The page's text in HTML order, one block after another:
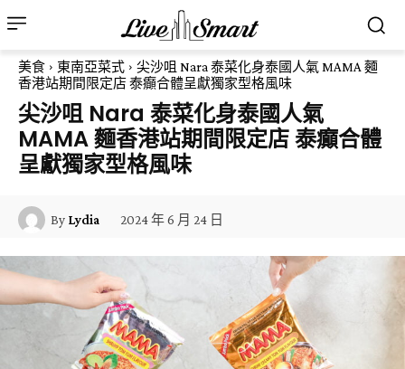
美食 東南亞菜式
尖沙咀 Nara 泰菜化身泰國人氣 MAMA 麵
香港站期間限定店 泰癲合體呈獻獨家型格風味
尖沙咀 Nara 泰菜化身泰國人氣
MAMA 麵香港站期間限定店 泰癲合體
呈獻獨家型格風味
By Lydia 2024 年 6 月 24 日